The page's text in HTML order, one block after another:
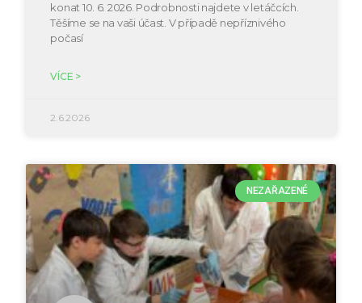
konat 10. 6. 2026. Podrobnosti najdete v letáčcích.
Těšíme se na vaši účast. V případě nepříznivého
počasí
VÍCE >
2.6.2026
NEZAŘAZENÉ